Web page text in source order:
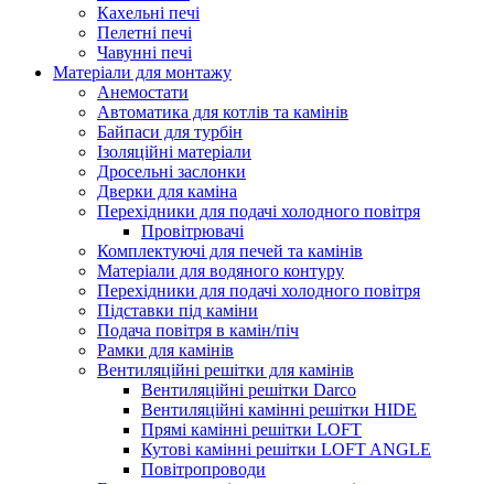
Кахельні печі
Пелетні печі
Чавунні печі
Матеріали для монтажу
Анемостати
Автоматика для котлів та камінів
Байпаси для турбін
Ізоляційні матеріали
Дросельні заслонки
Дверки для каміна
Перехідники для подачі холодного повітря
Провітрювачі
Комплектуючі для печей та камінів
Матеріали для водяного контуру
Перехідники для подачі холодного повітря
Підставки під каміни
Подача повітря в камін/піч
Рамки для камінів
Вентиляційні решітки для камінів
Вентиляційні решітки Darco
Вентиляційні камінні решітки HIDE
Прямі камінні решітки LOFT
Кутові камінні решітки LOFT ANGLE
Повітропроводи